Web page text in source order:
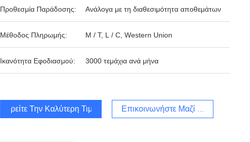
Προθεσμία Παράδοσης: Ανάλογα με τη διαθεσιμότητα αποθεμάτων
Μέθοδος Πληρωμής: Μ / Τ, L / C, Western Union
Ικανότητα Εφοδιασμού: 3000 τεμάχια ανά μήνα
Βρείτε Την Καλύτερη Τιμή Επικοινωνήστε Μαζί Μας